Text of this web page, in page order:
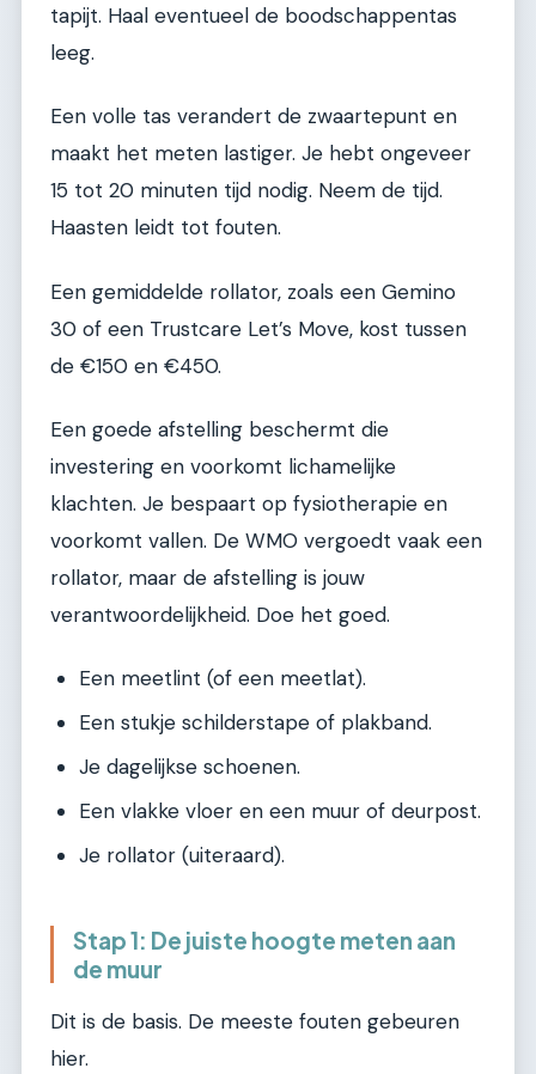
tapijt. Haal eventueel de boodschappentas
leeg.
Een volle tas verandert de zwaartepunt en
maakt het meten lastiger. Je hebt ongeveer
15 tot 20 minuten tijd nodig. Neem de tijd.
Haasten leidt tot fouten.
Een gemiddelde rollator, zoals een Gemino
30 of een Trustcare Let’s Move, kost tussen
de €150 en €450.
Een goede afstelling beschermt die
investering en voorkomt lichamelijke
klachten. Je bespaart op fysiotherapie en
voorkomt vallen. De WMO vergoedt vaak een
rollator, maar de afstelling is jouw
verantwoordelijkheid. Doe het goed.
Een meetlint (of een meetlat).
Een stukje schilderstape of plakband.
Je dagelijkse schoenen.
Een vlakke vloer en een muur of deurpost.
Je rollator (uiteraard).
Stap 1: De juiste hoogte meten aan
de muur
Dit is de basis. De meeste fouten gebeuren
hier.